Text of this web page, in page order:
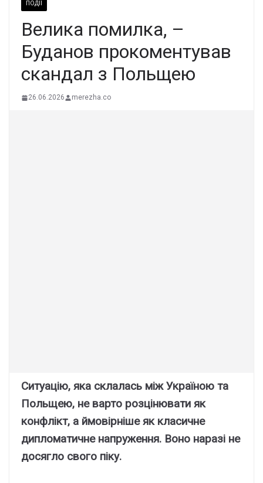
ПОДІЇ
Велика помилка, –
Буданов прокоментував
скандал з Польщею
26.06.2026 merezha.co
Ситуацію, яка склалась між Україною та
Польщею, не варто розцінювати як
конфлікт, а ймовірніше як класичне
дипломатичне напруження. Воно наразі не
досягло свого піку.